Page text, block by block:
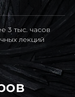
3 тыс. часов
лекций